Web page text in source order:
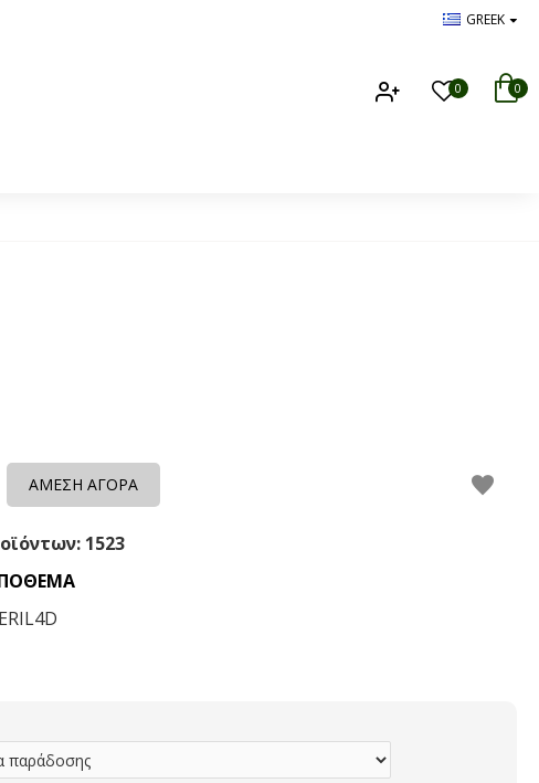
GREEK
0 0
1523
ΑΜΕΣΗ ΑΓΟΡΑ